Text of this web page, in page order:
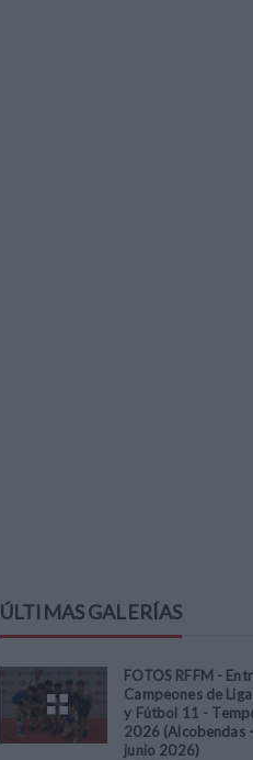
ÚLTIMAS GALERÍAS
FOTOS RFFM -
Campeones de
y Fútbol 11 -
2026 (Alcobendas
junio 2026)